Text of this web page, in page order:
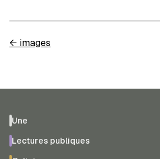
← images
Une
Lectures publiques